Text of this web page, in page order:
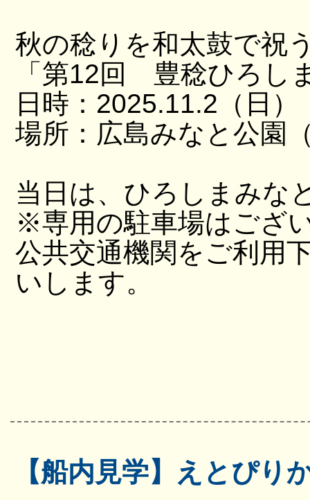
秋の稔りを和太鼓で祝
「第12回 豊稔ひろし
日時：2025.11.2（日
場所：広島みなと公園
当日は、ひろしまみな
※専用の駐車場はござ
公共交通機関をご利用
いします。
【船内見学】えとぴり